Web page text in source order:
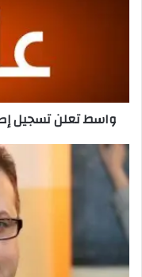
سوريا
واسط تعلن تسجيل
اقبال:
استحقاقنا
3
والا
سيكون
موقف